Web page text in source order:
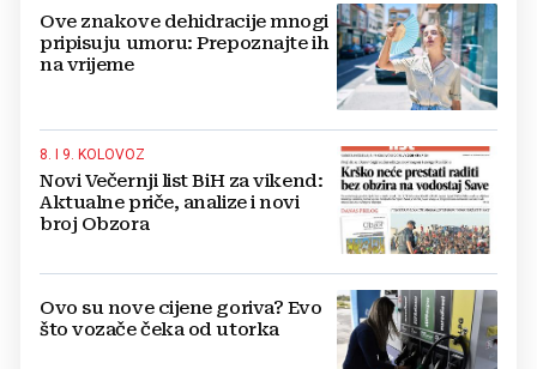
Ove znakove dehidracije mnogi
pripisuju umoru: Prepoznajte ih
na vrijeme
8. I 9. KOLOVOZ
Novi Večernji list BiH za vikend:
Aktualne priče, analize i novi
broj Obzora
Ovo su nove cijene goriva? Evo
što vozače čeka od utorka